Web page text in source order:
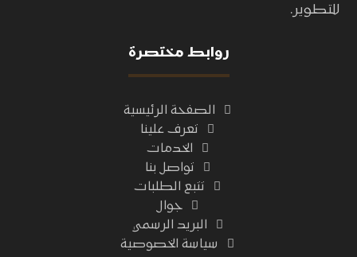
للتطوير.
روابط مختصرة
الصفحة الرئيسية
تعرف علينا
الخدمات
تواصل بنا
تتبع الطلبات
جوال
البريد الرسمي
سياسة الخصوصية